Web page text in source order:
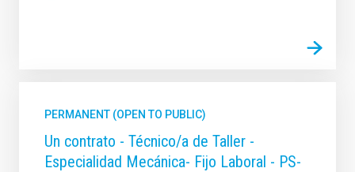
PERMANENT (OPEN TO PUBLIC)
Un contrato - Técnico/a de Taller -
Especialidad Mecánica- Fijo Laboral - PS-